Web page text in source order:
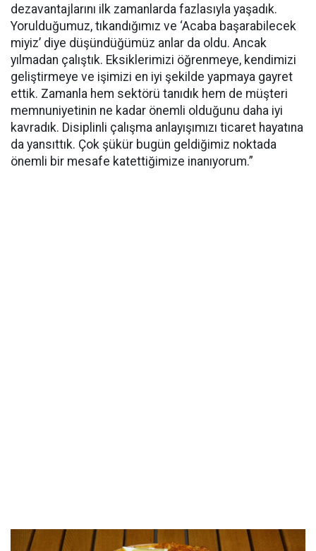
dezavantajlarını ilk zamanlarda fazlasıyla yaşadık.
Yorulduğumuz, tıkandığımız ve ‘Acaba başarabilecek
miyiz’ diye düşündüğümüz anlar da oldu. Ancak
yılmadan çalıştık. Eksiklerimizi öğrenmeye, kendimizi
geliştirmeye ve işimizi en iyi şekilde yapmaya gayret
ettik. Zamanla hem sektörü tanıdık hem de müşteri
memnuniyetinin ne kadar önemli olduğunu daha iyi
kavradık. Disiplinli çalışma anlayışımızı ticaret hayatına
da yansıttık. Çok şükür bugün geldiğimiz noktada
önemli bir mesafe katettiğimize inanıyorum.”